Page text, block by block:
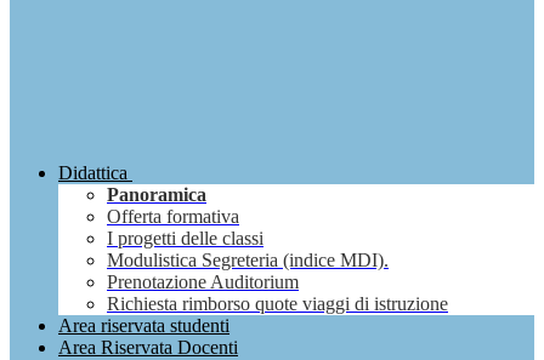
Didattica
Panoramica
Offerta formativa
I progetti delle classi
Modulistica Segreteria (indice MDI).
Prenotazione Auditorium
Richiesta rimborso quote viaggi di istruzione
Area riservata studenti
Area Riservata Docenti